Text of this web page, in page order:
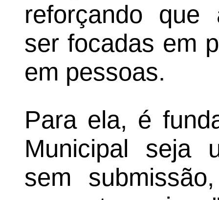
reforçando que
ser focadas em
em pessoas.
Para ela, é
Municipal seja
sem